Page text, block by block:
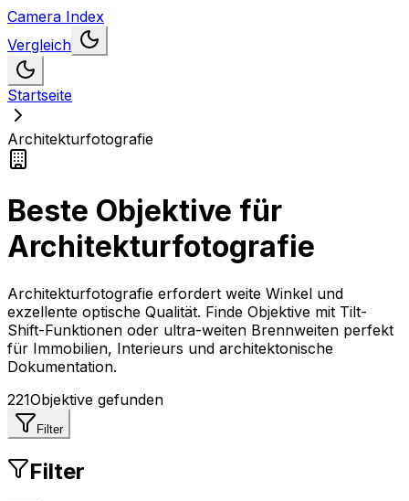
Camera Index
Vergleich
Startseite
Architekturfotografie
Beste Objektive für
Architekturfotografie
Architekturfotografie erfordert weite Winkel und
exzellente optische Qualität. Finde Objektive mit Tilt-
Shift-Funktionen oder ultra-weiten Brennweiten perfekt
für Immobilien, Interieurs und architektonische
Dokumentation.
221Objektive gefunden
Filter
Filter